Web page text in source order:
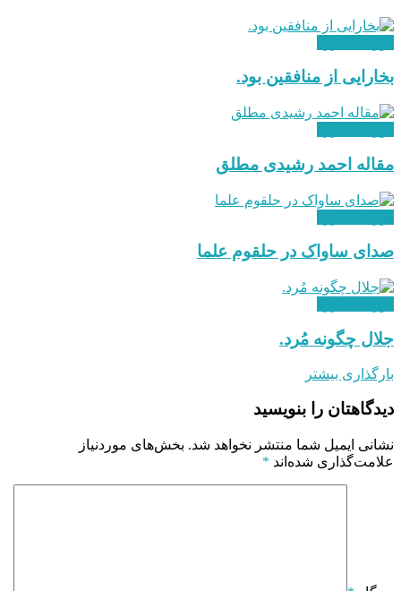
بخارایی از منافقین بود.
مقاله احمد رشیدی مطلق
صدای ساواک در حلقوم علما
جلال چگونه مُرد.
بارگذاری بیشتر
دیدگاهتان را بنویسید
نشانی ایمیل شما منتشر نخواهد شد. بخش‌های موردنیاز
علامت‌گذاری شده‌اند *